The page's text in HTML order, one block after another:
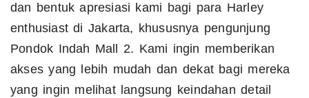
dan bentuk apresiasi kami bagi para Harley
enthusiast di Jakarta, khususnya pengunjung
Pondok Indah Mall 2. Kami ingin memberikan
akses yang lebih mudah dan dekat bagi mereka
yang ingin melihat langsung keindahan detail